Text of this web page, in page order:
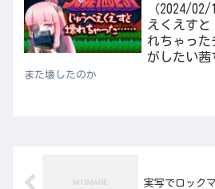
（2024/
えくえす
れちゃった
がしたい
また壊したのか
実写でロック